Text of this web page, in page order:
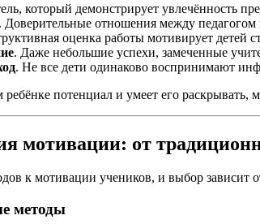
который демонстрирует увлечённость
. Доверительные отношения между
оценка работы мотивирует детей
. Даже небольшие успехи, замеченные
. Не все дети одинаково воспринимают
потенциал и умеет его раскрывать,
мотивации: от
к мотивации учеников, и выбор зависит
методы